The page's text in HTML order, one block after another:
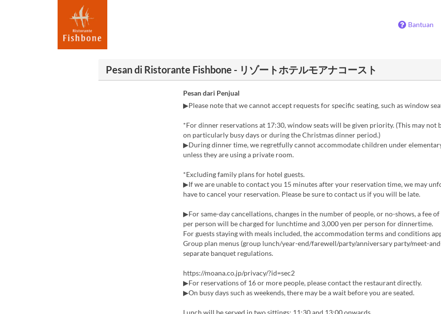
Bantuan
Pesan di Ristorante Fishbone - リゾートホテルモアナコースト
Pesan dari Penjual
▶Please note that we cannot accept requests for specific seating, such as window
*For dinner reservations at 17:30, window seats will be given priority. (This may not
on particularly busy days or during the Christmas dinner period.)
▶During dinner time, we regretfully cannot accommodate children under
unless they are using a private room.
*Excluding family plans for hotel guests.
▶If we are unable to contact you 15 minutes after your reservation time, we may
have to cancel your reservation. Please be sure to contact us if you will be late.
▶For same-day cancellations, changes in the number of people, or no-shows, a fee of
per person will be charged for lunchtime and 3,000 yen per person for dinnertime.
For guests staying with meals included, the accommodation terms and conditions
Group plan menus (group lunch/year-end/farewell/party/anniversary party/meet-
separate banquet regulations.
https://moana.co.jp/privacy/?id=sec2
▶For reservations of 16 or more people, please contact the restaurant directly.
▶On busy days such as weekends, there may be a wait before you are seated.
Lunch will be served in two sittings: 11:30 and 13:00 onwards.